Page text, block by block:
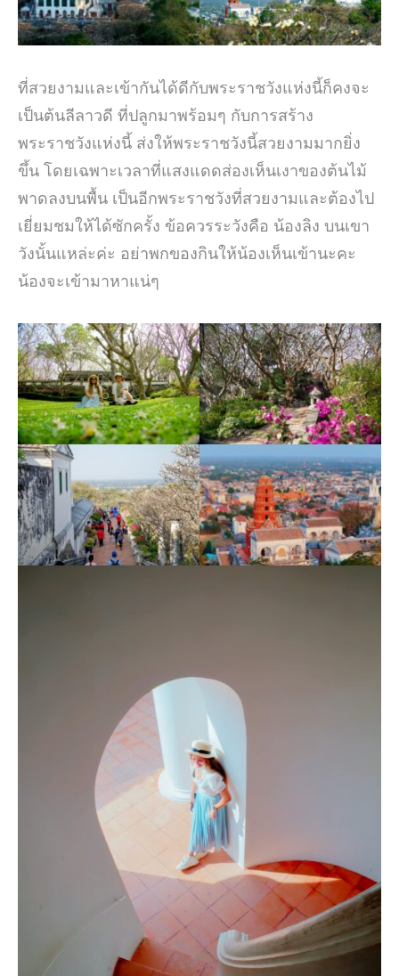
ที่สวยงามและเข้ากันได้ดีกับพระราชวังแห่งนี้ก็คงจะ
เป็นต้นลีลาวดี ที่ปลูกมาพร้อมๆ กับการสร้าง
พระราชวังแห่งนี้ ส่งให้พระราชวังนี้สวยงามมากยิ่ง
ขึ้น โดยเฉพาะเวลาที่แสงแดดส่องเห็นเงาของต้นไม้
พาดลงบนพื้น เป็นอีกพระราชวังที่สวยงามและต้องไป
เยี่ยมชมให้ได้ซักครั้ง ข้อควรระวังคือ น้องลิง บนเขา
วังนั้นแหล่ะค่ะ อย่าพกของกินให้น้องเห็นเข้านะคะ
น้องจะเข้ามาหาแน่ๆ